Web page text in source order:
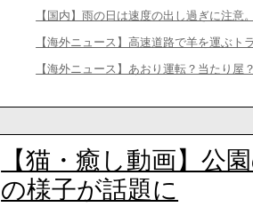
【国内】雨の日は速度の出し過ぎに注意
【海外ニュース】高速道路で羊を運ぶト
【海外ニュース】あおり運転？当たり
【猫・癒し動画】公
の様子が話題に